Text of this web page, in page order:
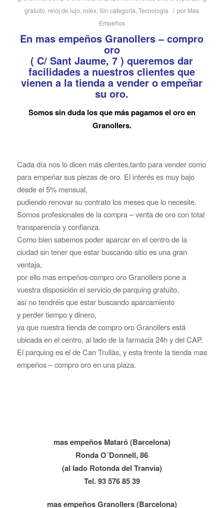
gratuito, reloj de lujo, rolex,Sin categoría,Tecnologia / por Mas
Empeños
En mas empeños Granollers – compro
oro
( C/ Sant Jaume, 7 ) queremos dar
facilidades a nuestros clientes que
vienen a la tienda a vender o empeñar
su oro.
Somos sin duda los que más pagamos el oro en
Granollers.
Cada día nos lo dicen más clientes,tanto para vender como
para empeñar sus piezas de oro. El interés es muy bajo
desde el 5% mensual,
pudiendo renovar su contrato los meses que lo necesite.
Somos profesionales de la compra – venta de oro con total
transparencia y confianza.
Como bien sabemos poder aparcar en el centro de la
ciudad sin tener que estar buscando sitio es una gran
ventaja,
por ello mas empeños-compro oro Granollers pone a
vuestra disposición el servicio de parquing gratuito,
así no tendréis que estar buscando aparcamiento
y perder tiempo y dinero,
ya que nuestra tienda de compro oro Granollers está
ubicada en el centro, al lado de la farmacia 24h y del CAP.
El parquing es el de Can Trullàs, y esta frente la tienda mas
empeños – compro oro en una plaza.
mas empeños Mataró (Barcelona)
Ronda O´Donnell, 86
(al lado Rotonda del Tranvía)
Tel. 93 576 85 39
mas empeños Granollers (Barcelona)